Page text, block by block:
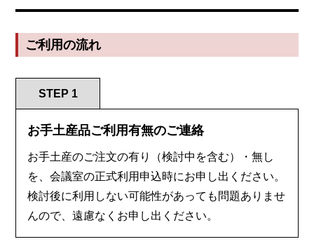
ご利用の流れ
STEP 1
お手土産品ご利用有無のご連絡
お手土産のご注文の有り（検討中を含む）・無し
を、会議室の正式利用申込時にお申し出ください。
検討後に利用しない可能性があっても問題ありませ
んので、遠慮なくお申し出ください。